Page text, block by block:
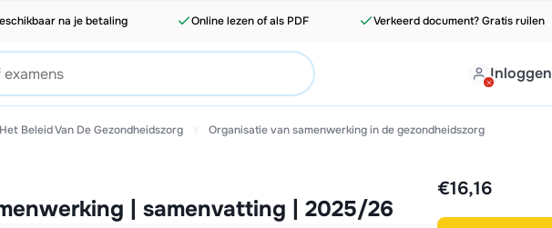
na je betaling Online lezen of als PDF Verkeerd document? Gratis ruilen
Inloggen
Beleid Van De Gezondheidszorg Organisatie van samenwerking in de gezondheidszorg
| samenvatting | 2025/26
€16,16